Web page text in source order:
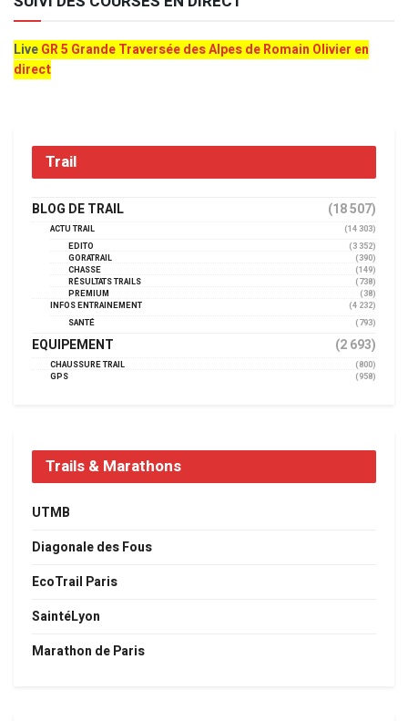
LiveGR 5 Grande Traversée des Alpes de Romain Olivier en
direct
Trail
BLOG DE TRAIL (18 507)
ACTU TRAIL
(14 303)
EDITO
(3 352)
GORATRAIL
(390)
CHASSE
(149)
RÉSULTATS TRAILS
(738)
PREMIUM
(38)
INFOS ENTRAINEMENT
(4 232)
SANTÉ
(793)
EQUIPEMENT (2 693)
CHAUSSURE TRAIL
(800)
GPS
(958)
Trails & Marathons
UTMB
Diagonale des Fous
EcoTrail Paris
SaintéLyon
Marathon de Paris